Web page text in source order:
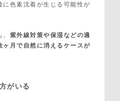
色素沈着が生じる可能性が
紫外線対策や保湿などの適
ヶ月で自然に消えるケースが
がいる